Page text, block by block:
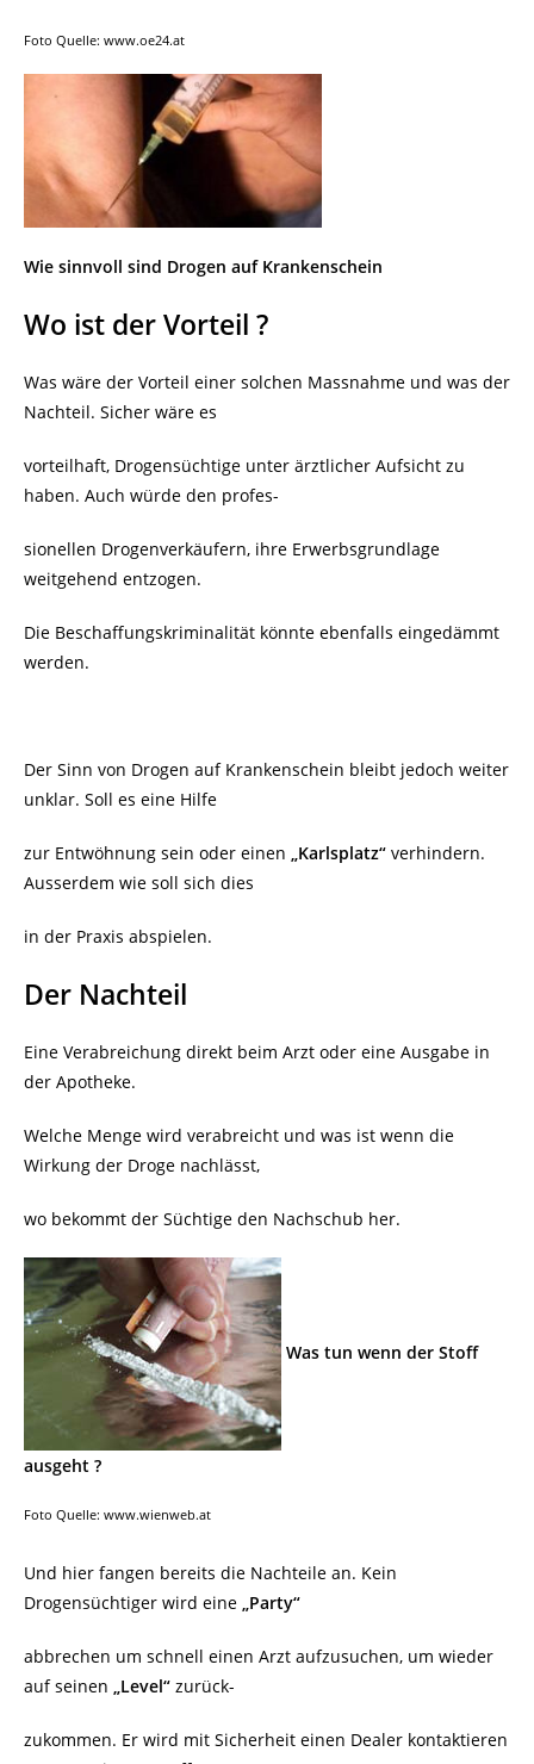
Foto Quelle: www.oe24.at
Wie sinnvoll sind Drogen auf Krankenschein
Wo ist der Vorteil ?
Was wäre der Vorteil einer solchen Massnahme und was der
Nachteil. Sicher wäre es
vorteilhaft, Drogensüchtige unter ärztlicher Aufsicht zu
haben. Auch würde den profes-
sionellen Drogenverkäufern, ihre Erwerbsgrundlage
weitgehend entzogen.
Die Beschaffungskriminalität könnte ebenfalls eingedämmt
werden.
Der Sinn von Drogen auf Krankenschein bleibt jedoch weiter
unklar. Soll es eine Hilfe
zur Entwöhnung sein oder einen „Karlsplatz“ verhindern.
Ausserdem wie soll sich dies
in der Praxis abspielen.
Der Nachteil
Eine Verabreichung direkt beim Arzt oder eine Ausgabe in
der Apotheke.
Welche Menge wird verabreicht und was ist wenn die
Wirkung der Droge nachlässt,
wo bekommt der Süchtige den Nachschub her.
Was tun wenn der Stoff
ausgeht ?
Foto Quelle: www.wienweb.at
Und hier fangen bereits die Nachteile an. Kein
Drogensüchtiger wird eine „Party“
abbrechen um schnell einen Arzt aufzusuchen, um wieder
auf seinen „Level“ zurück-
zukommen. Er wird mit Sicherheit einen Dealer kontaktieren